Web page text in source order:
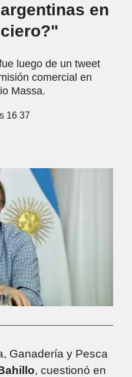
en
luego de un tweet
comercial en
Massa.
16 37
Ganadería y Pesca
, cuestionó en